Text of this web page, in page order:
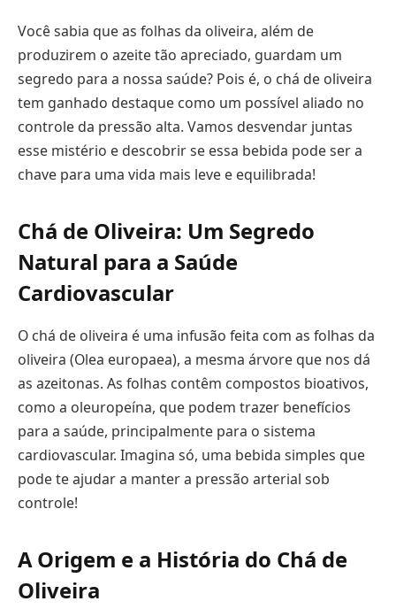
Você sabia que as folhas da oliveira, além de
produzirem o azeite tão apreciado, guardam um
segredo para a nossa saúde? Pois é, o chá de oliveira
tem ganhado destaque como um possível aliado no
controle da pressão alta. Vamos desvendar juntas
esse mistério e descobrir se essa bebida pode ser a
chave para uma vida mais leve e equilibrada!
Chá de Oliveira: Um Segredo
Natural para a Saúde
Cardiovascular
O chá de oliveira é uma infusão feita com as folhas da
oliveira (Olea europaea), a mesma árvore que nos dá
as azeitonas. As folhas contêm compostos bioativos,
como a oleuropeína, que podem trazer benefícios
para a saúde, principalmente para o sistema
cardiovascular. Imagina só, uma bebida simples que
pode te ajudar a manter a pressão arterial sob
controle!
A Origem e a História do Chá de
Oliveira